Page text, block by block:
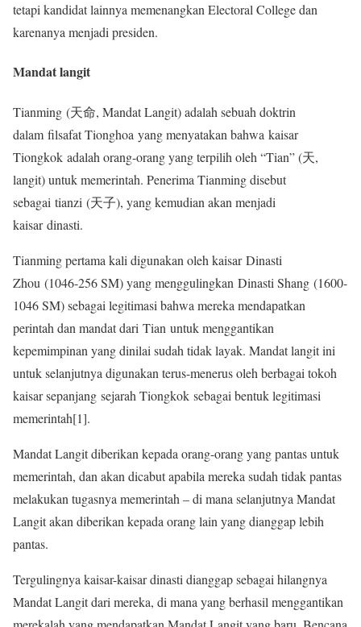
tetapi kandidat lainnya memenangkan Electoral College dan
karenanya menjadi presiden.
Mandat langit
Tianming (天命, Mandat Langit) adalah sebuah doktrin
dalam filsafat Tionghoa yang menyatakan bahwa kaisar
Tiongkok adalah orang-orang yang terpilih oleh “Tian” (天,
langit) untuk memerintah. Penerima Tianming disebut
sebagai tianzi (天子), yang kemudian akan menjadi
kaisar dinasti.
Tianming pertama kali digunakan oleh kaisar Dinasti
Zhou (1046-256 SM) yang menggulingkan Dinasti Shang (1600-
1046 SM) sebagai legitimasi bahwa mereka mendapatkan
perintah dan mandat dari Tian untuk menggantikan
kepemimpinan yang dinilai sudah tidak layak. Mandat langit ini
untuk selanjutnya digunakan terus-menerus oleh berbagai tokoh
kaisar sepanjang sejarah Tiongkok sebagai bentuk legitimasi
memerintah[1].
Mandat Langit diberikan kepada orang-orang yang pantas untuk
memerintah, dan akan dicabut apabila mereka sudah tidak pantas
melakukan tugasnya memerintah – di mana selanjutnya Mandat
Langit akan diberikan kepada orang lain yang dianggap lebih
pantas.
Tergulingnya kaisar-kaisar dinasti dianggap sebagai hilangnya
Mandat Langit dari mereka, di mana yang berhasil menggantikan